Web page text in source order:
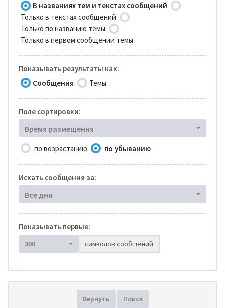
В названиях тем и текстах сообщений
Только в текстах сообщений
Только по названию темы
Только в первом сообщении темы
Показывать результаты как:
Сообщения
Темы
Поле сортировки:
Время размещения
по возрастанию по убыванию
Искать сообщения за:
Все дни
Показывать первые:
300 символов сообщений
Вернуть Поиск